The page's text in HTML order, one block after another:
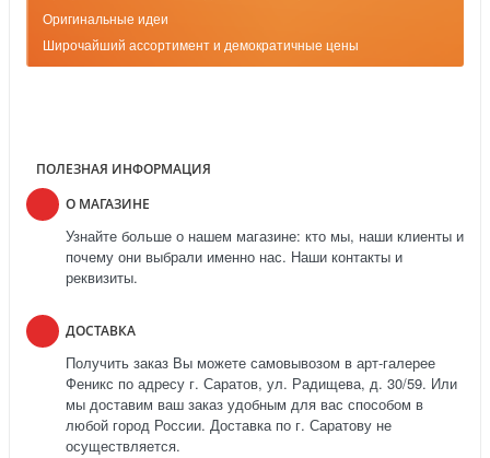
Оригинальные идеи
Широчайший ассортимент и демократичные цены
ПОЛЕЗНАЯ ИНФОРМАЦИЯ
О МАГАЗИНЕ
Узнайте больше о нашем магазине: кто мы, наши клиенты и
почему они выбрали именно нас. Наши контакты и
реквизиты.
ДОСТАВКА
Получить заказ Вы можете самовывозом в арт-галерее
Феникс по адресу г. Саратов, ул. Радищева, д. 30/59. Или
мы доставим ваш заказ удобным для вас способом в
любой город России. Доставка по г. Саратову не
осуществляется.